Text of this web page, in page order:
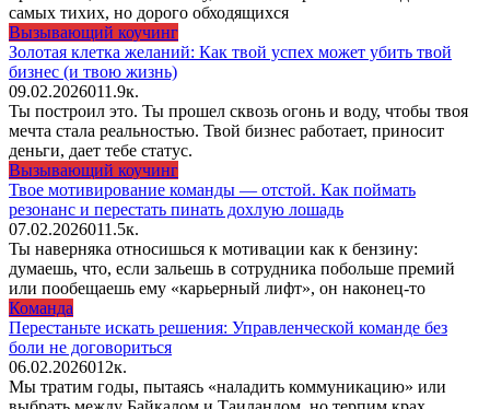
самых тихих, но дорого обходящихся
Вызывающий коучинг
Золотая клетка желаний: Как твой успех может убить твой
бизнес (и твою жизнь)
09.02.2026011.9к.
Ты построил это. Ты прошел сквозь огонь и воду, чтобы твоя
мечта стала реальностью. Твой бизнес работает, приносит
деньги, дает тебе статус.
Вызывающий коучинг
Твое мотивирование команды — отстой. Как поймать
резонанс и перестать пинать дохлую лошадь
07.02.2026011.5к.
Ты наверняка относишься к мотивации как к бензину:
думаешь, что, если зальешь в сотрудника побольше премий
или пообещаешь ему «карьерный лифт», он наконец-то
Команда
Перестаньте искать решения: Управленческой команде без
боли не договориться
06.02.2026012к.
Мы тратим годы, пытаясь «наладить коммуникацию» или